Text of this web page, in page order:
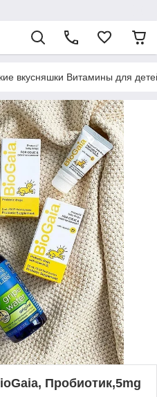
вкусняшки Витамины для
Пробиотик,5mg